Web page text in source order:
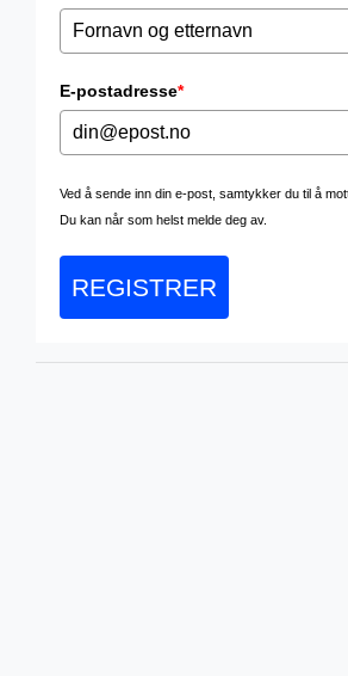
E-postadresse*
Ved å sende inn din e-post, samtykker du til å
Du kan når som helst melde deg av.
REGISTRER